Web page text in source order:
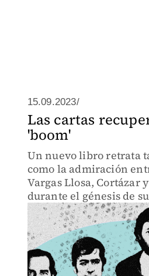
15.09.2023/
Las cartas
'boom'
Un nuevo libro retrata
como la admiración
Vargas Llosa, Cortázar
durante el génesis de
obras.